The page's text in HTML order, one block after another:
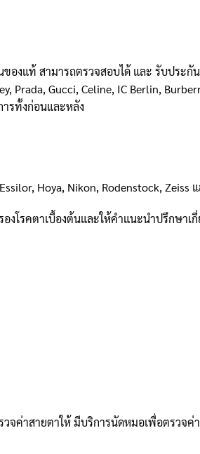
องแท้ สามารถตรวจสอบได้ และ รับประ
Prada, Gucci, Celine, IC Berlin,
ารทั้งก่อนและหลัง
Hoya, Nikon, Rodenstock, Zeiss
งโรคตาเบื้องต้นและให้คำแนะนำปรึกษาเ
ค่าสายตาให้ มีบริการนัดหมอเพื่อตรวจ